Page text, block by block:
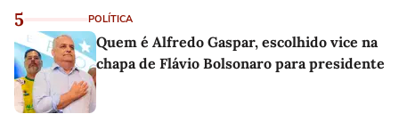
5 POLÍTICA
Quem é Alfredo Gaspar, escolhido vice na
chapa de Flávio Bolsonaro para presidente